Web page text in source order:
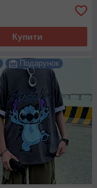
Купити
Подарунок